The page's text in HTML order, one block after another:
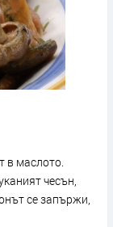
в маслото.
чесън,
се запържи,